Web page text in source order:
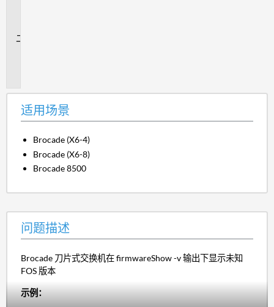
适用场景
Brocade (X6-4)
Brocade (X6-8)
Brocade 8500
问题描述
Brocade 刀片式交换机在 firmwareShow -v 输出下显示未知
FOS 版本
示例：